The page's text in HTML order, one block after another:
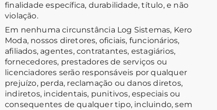
finalidade específica, durabilidade, título, e não
violação.
Em nenhuma circunstância Log Sistemas, Kero
Moda, nossos diretores, oficiais, funcionários,
afiliados, agentes, contratantes, estagiários,
fornecedores, prestadores de serviços ou
licenciadores serão responsáveis por qualquer
prejuízo, perda, reclamação ou danos diretos,
indiretos, incidentais, punitivos, especiais ou
consequentes de qualquer tipo, incluindo, sem